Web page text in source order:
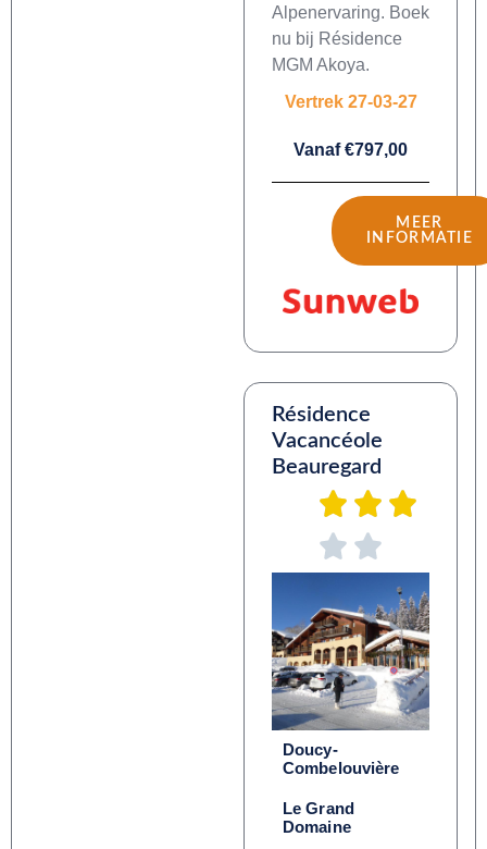
Alpenervaring. Boek
nu bij Résidence
MGM Akoya.
Vertrek 27-03-27
Vanaf €797,00
MEER
INFORMATIE
Résidence
Vacancéole
Beauregard
Doucy-
Combelouvière
Le Grand
Domaine